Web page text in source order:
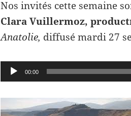
Nos invités cette semaine
Clara Vuillermoz,
Anatolie, diffusé mardi 27
Lecteur
audio
00:00